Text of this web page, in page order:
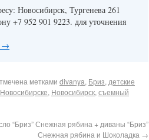
Новосибирск, Тургенева 261
+7 952 901 9223. для уточнения
→
метками divanya, Бриз, детские
, Новосибирск, съемный
“Бриз” Снежная рябина + диваны “Бриз”
Снежная рябина и Шоколадка →